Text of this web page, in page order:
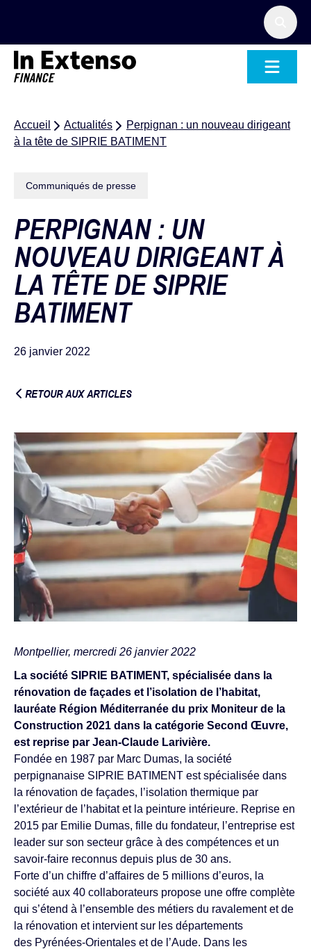
Accueil Actualités
Perpignan : un nouveau dirigeant
à la tête de SIPRIE BATIMENT
Communiqués de presse
PERPIGNAN : UN
NOUVEAU DIRIGEANT À
LA TÊTE DE SIPRIE
BATIMENT
26 janvier 2022
RETOUR AUX ARTICLES
Montpellier, mercredi 26 janvier 2022
La société SIPRIE BATIMENT, spécialisée dans la
rénovation de façades et l’isolation de l’habitat,
lauréate Région Méditerranée du prix Moniteur de la
Construction 2021 dans la catégorie Second Œuvre,
est reprise par Jean-Claude Larivière.
Fondée en 1987 par Marc Dumas, la société
perpignanaise SIPRIE BATIMENT est spécialisée dans
la rénovation de façades, l’isolation thermique par
l’extérieur de l’habitat et la peinture intérieure. Reprise en
2015 par Emilie Dumas, fille du fondateur, l’entreprise est
leader sur son secteur grâce à des compétences et un
savoir-faire reconnus depuis plus de 30 ans.
Forte d’un chiffre d’affaires de 5 millions d’euros, la
société aux 40 collaborateurs propose une offre complète
qui s’étend à l’ensemble des métiers du ravalement et de
la rénovation et intervient sur les départements
des Pyrénées-Orientales et de l’Aude. Dans les